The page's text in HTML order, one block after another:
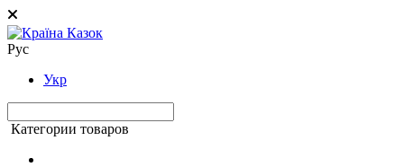
Рус
Укр
Категории товаров